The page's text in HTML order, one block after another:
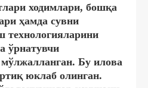
ходимлари, бошқа
ҳамда сувни
технологияларини
ўрнатувчи
Бу илова
юклаб олинган.